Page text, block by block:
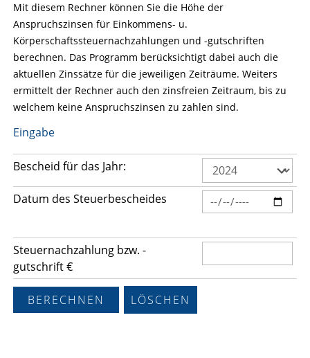
Mit diesem Rechner können Sie die Höhe der
Anspruchszinsen für Einkommens- u.
Körperschaftssteuernachzahlungen und -gutschriften
berechnen. Das Programm berücksichtigt dabei auch die
aktuellen Zinssätze für die jeweiligen Zeiträume. Weiters
ermittelt der Rechner auch den zinsfreien Zeitraum, bis zu
welchem keine Anspruchszinsen zu zahlen sind.
Eingabe
Bescheid für das Jahr:
Datum des Steuerbescheides
Steuernachzahlung bzw. -
gutschrift €